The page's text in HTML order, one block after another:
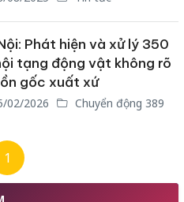
Phát hiện và xử lý 350
tạng động vật không rõ
gốc xuất xứ
02/2026 Chuyển động 389
1